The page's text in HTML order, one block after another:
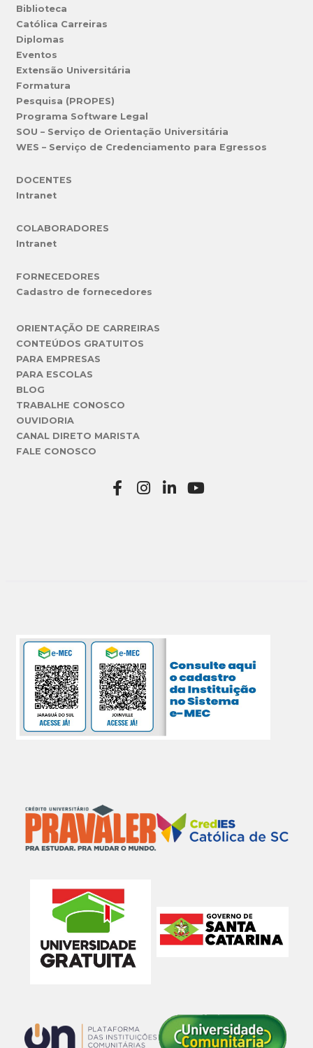
Biblioteca
Católica Carreiras
Diplomas
Eventos
Extensão Universitária
Formatura
Pesquisa (PROPES)
Programa Software Legal
SOU – Serviço de Orientação Universitária
WES – Serviço de Credenciamento para Egressos
DOCENTES
Intranet
COLABORADORES
Intranet
FORNECEDORES
Cadastro de fornecedores
ORIENTAÇÃO DE CARREIRAS
CONTEÚDOS GRATUITOS
PARA EMPRESAS
PARA ESCOLAS
BLOG
TRABALHE CONOSCO
OUVIDORIA
CANAL DIRETO MARISTA
FALE CONOSCO